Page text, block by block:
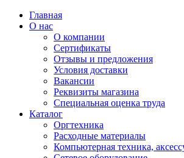
Главная
О нас
О компании
Сертификаты
Отзывы и предложения
Условия доставки
Вакансии
Реквизиты магазина
Специальная оценка труда
Каталог
Оргтехника
Расходные материалы
Компьютерная техника,